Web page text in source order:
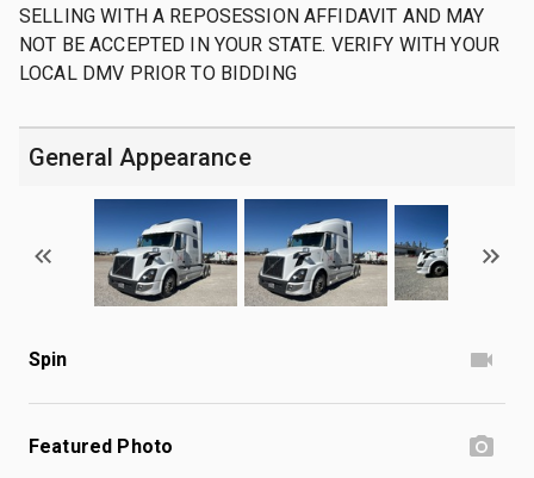
SELLING WITH A REPOSESSION AFFIDAVIT AND MAY
NOT BE ACCEPTED IN YOUR STATE. VERIFY WITH YOUR
LOCAL DMV PRIOR TO BIDDING
General Appearance
Spin
Featured Photo